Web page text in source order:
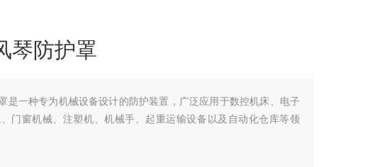
琴防护罩
是一种专为机械设备设计的防护装置，广泛应用于数控机床、电子
门窗机械、注塑机、机械手、起重运输设备以及自动化仓库等领